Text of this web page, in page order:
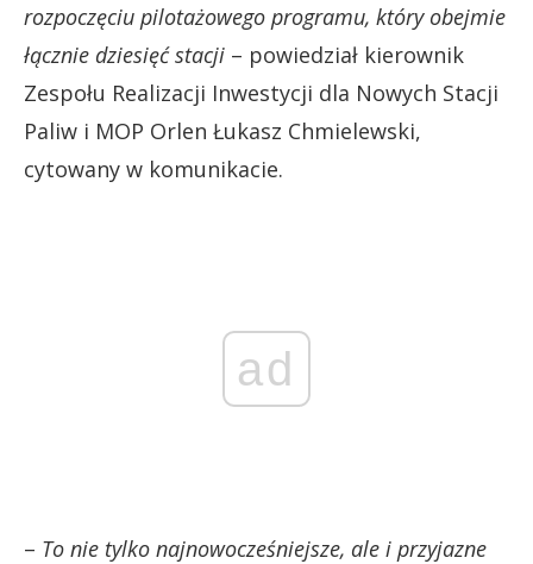
rozpoczęciu pilotażowego programu, który obejmie
łącznie dziesięć stacji – powiedział kierownik
Zespołu Realizacji Inwestycji dla Nowych Stacji
Paliw i MOP Orlen Łukasz Chmielewski,
cytowany w komunikacie.
ad
– To nie tylko najnowocześniejsze, ale i przyjazne